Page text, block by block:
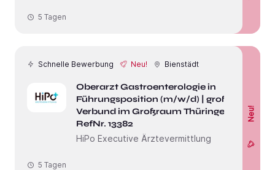
5 Tagen
Schnelle Bewerbung Neu! Bienstädt
Oberarzt Gastroenterologie in
Führungsposition (m/w/d) | großer
Verbund im Großraum Thüringen -
RefNr. 13382
HiPo Executive Ärztevermittlung
Neu!
5 Tagen